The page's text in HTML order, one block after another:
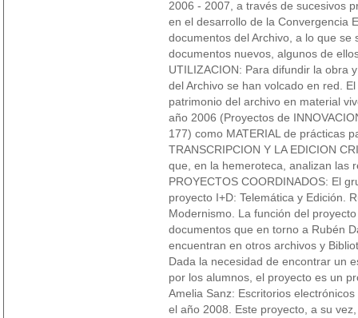
2006 - 2007, a través de sucesivos
en el desarrollo de la Convergencia
documentos del Archivo, a lo que
documentos nuevos, algunos de
UTILIZACION: Para difundir la obra
del Archivo se han volcado en red.
patrimonio del archivo en material
año 2006 (Proyectos de
177) como MATERIAL de prácticas
TRANSCRIPCION Y LA EDICION
que, en la hemeroteca, analizan las
PROYECTOS COORDINADOS: El
proyecto I+D: Telemática y Edición.
Modernismo. La función del
documentos que en torno a Rubén
encuentran en otros archivos y
Dada la necesidad de encontrar un
por los alumnos, el proyecto es un
Amelia Sanz: Escritorios
el año 2008. Este proyecto, a su